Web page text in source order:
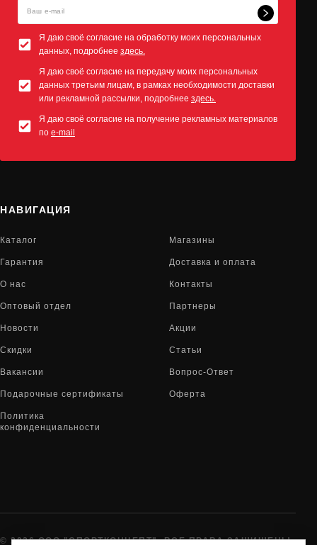
Я даю своё согласие на обработку моих персональных
данных, подробнее здесь.
Я даю своё согласие на передачу моих персональных
данных третьим лицам, в рамках необходимости доставки
или рекламной рассылки, подробнее здесь.
Я даю своё согласие на получение рекламных материалов
по e-mail
НАВИГАЦИЯ
Каталог Магазины
Гарантия Доставка и оплата
О нас Контакты
Оптовый отдел Партнеры
Новости Акции
Скидки Статьи
Вакансии Вопрос-Ответ
Подарочные сертификаты Оферта
Политика
конфиденциальности
© 2026 ООО "СПОРТКОНЦЕПТ". ВСЕ ПРАВА ЗАЩИЩЕНЫ